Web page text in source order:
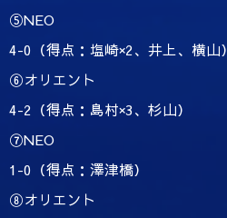
⑤NEO
4-0（得点：塩崎×2、井上、横山）
⑥オリエント
4-2（得点：島村×3、杉山）
⑦NEO
1-0（得点：澤津橋）
⑧オリエント